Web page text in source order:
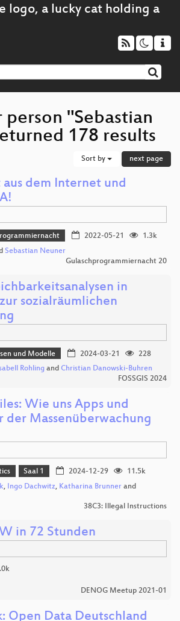
person "Sebastian
178 results
Sort by next page
dem Internet und
2022-05-21
1.3k
Sebastian Neuner
Gulaschprogrammiernacht 20
in
sozialräumlichen
und Modelle 2024-03-21
228
Rohling and Christian Danowski-Buhren
FOSSGIS 2024
Wie uns Apps und
der Massenüberwachung
Saal 1 2024-12-29
11.5k
, Ingo Dachwitz, Katharina Brunner and
38C3: Illegal Instructions
in 72 Stunden
DENOG Meetup 2021-01
Open Data Deutschland